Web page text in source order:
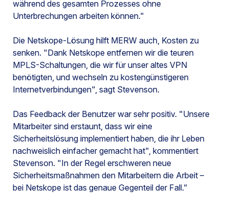
während des gesamten Prozesses ohne
Unterbrechungen arbeiten können."
Die Netskope-Lösung hilft MERW auch, Kosten zu
senken. "Dank Netskope entfernen wir die teuren
MPLS-Schaltungen, die wir für unser altes VPN
benötigten, und wechseln zu kostengünstigeren
Internetverbindungen", sagt Stevenson.
Das Feedback der Benutzer war sehr positiv. "Unsere
Mitarbeiter sind erstaunt, dass wir eine
Sicherheitslösung implementiert haben, die ihr Leben
nachweislich einfacher gemacht hat", kommentiert
Stevenson. "In der Regel erschweren neue
Sicherheitsmaßnahmen den Mitarbeitern die Arbeit –
bei Netskope ist das genaue Gegenteil der Fall."